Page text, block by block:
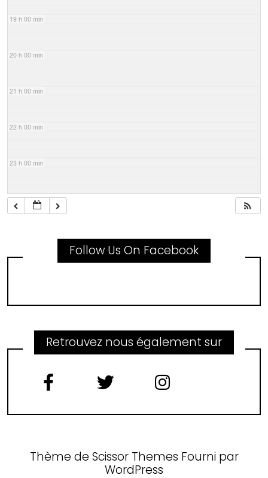
19 h 00 min
20 h 00 min
21 h 00 min
22 h 00 min
23 h 00 min
Follow Us On Facebook
Retrouvez nous également sur
Thème de Scissor Themes Fourni par
WordPress